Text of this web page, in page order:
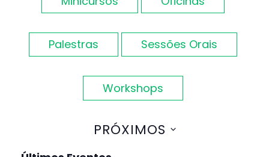
visuais
de
Eventos
Palestras Sessões Orais
Workshops
PRÓXIMOS